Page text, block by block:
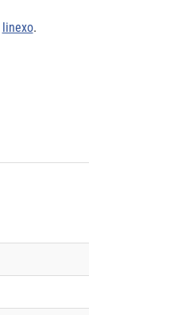
linexo.